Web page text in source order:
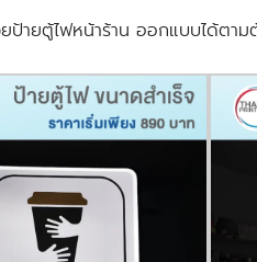
ยป้ายตู้ไฟหน้าร้าน ออกแบบได้ต